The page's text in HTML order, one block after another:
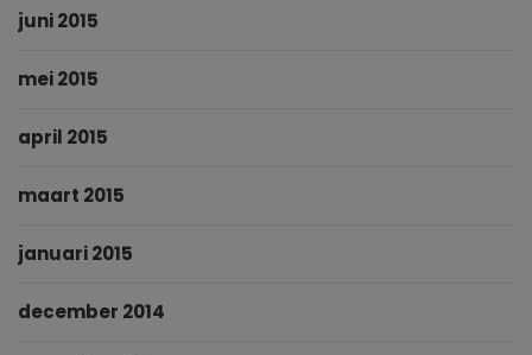
juni 2015
mei 2015
april 2015
maart 2015
januari 2015
december 2014